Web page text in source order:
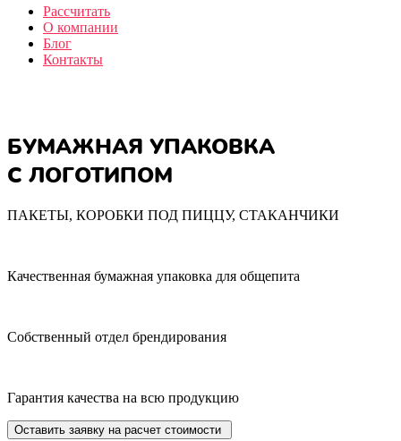
Рассчитать
О компании
Блог
Контакты
БУМАЖНАЯ УПАКОВКА
С ЛОГОТИПОМ
ПАКЕТЫ, КОРОБКИ ПОД ПИЦЦУ, СТАКАНЧИКИ
Качественная бумажная упаковка для общепита
Собственный отдел брендирования
Гарантия качества на всю продукцию
Оставить заявку на расчет стоимости